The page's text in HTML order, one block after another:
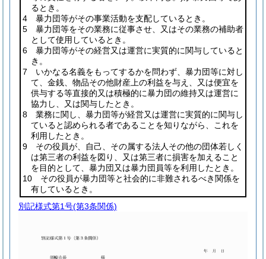
るとき。
4 暴力団等がその事業活動を支配しているとき。
5 暴力団等をその業務に従事させ、又はその業務の補助者
として使用しているとき。
6 暴力団等がその経営又は運営に実質的に関与していると
き。
7 いかなる名義をもってするかを問わず、暴力団等に対し
て、金銭、物品その他財産上の利益を与え、又は便宜を
供与する等直接的又は積極的に暴力団の維持又は運営に
協力し、又は関与したとき。
8 業務に関し、暴力団等が経営又は運営に実質的に関与し
ていると認められる者であることを知りながら、これを
利用したとき。
9 その役員が、自己、その属する法人その他の団体若しく
は第三者の利益を図り、又は第三者に損害を加えること
を目的として、暴力団又は暴力団員等を利用したとき。
10 その役員が暴力団等と社会的に非難されるべき関係を
有しているとき。
別記様式第1号(第3条関係)